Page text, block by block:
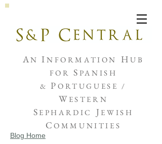
ANI NFORMATION HUB
FORS PANISH
&PORTUGUESE /
W ESTERN
S EPHARDIC J EWISH
COMMUNITIES
Blog Home